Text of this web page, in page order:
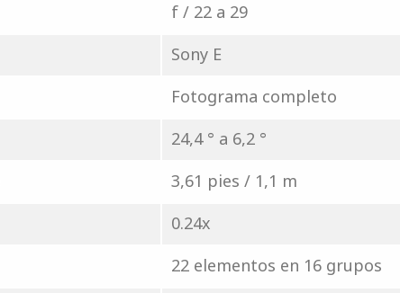
f / 22 a 29
Sony E
Fotograma completo
24,4 ° a 6,2 °
3,61 pies / 1,1 m
0.24x
22 elementos en 16 grupos